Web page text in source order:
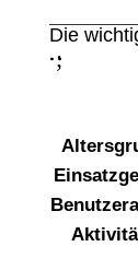
Die
:
;